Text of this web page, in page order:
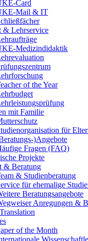
Card
Mail & IT
& Lehrservice
Medizindidaktik
of the Year
mit Familie
für
)Angebote
Fragen (FAQ)
Projekte
& Beratung
& Studienberatung
für ehemalige
Beratungsangebote
Anregungen &
of the Month